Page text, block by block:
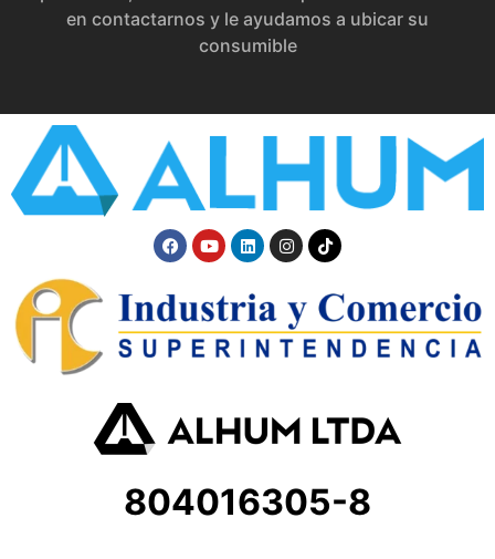
en contactarnos y le ayudamos a ubicar su
consumible
804016305-8